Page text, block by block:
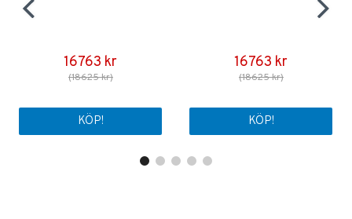
16763 kr
(18625 kr)
KÖP!
16763 kr
(18625 kr)
KÖP!